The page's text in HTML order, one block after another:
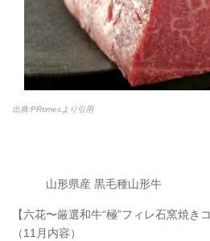
出典:PRtimesより引用
山形県産 黒毛種山形牛
【六花〜厳選和牛“極”フィレ石窯焼き
（11月内容）